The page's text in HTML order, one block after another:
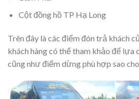
Cột đồng hồ TP Hạ Long
Trên đây là các điểm đón trả khách
khách hàng có thể tham khảo để lựa
cũng như điểm dừng phù hợp sao